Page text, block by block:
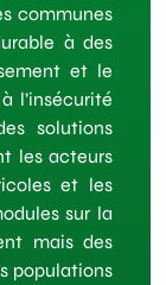
communes
à des
et le
l’insécurité
solutions
les acteurs
et les
sur la
mais des
populations